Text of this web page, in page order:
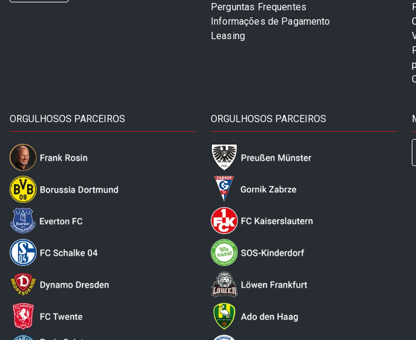
Perguntas Frequentes
Informações de Pagamento
Leasing
ORGULHOSOS PARCEIROS ORGULHOSOS PARCEIROS